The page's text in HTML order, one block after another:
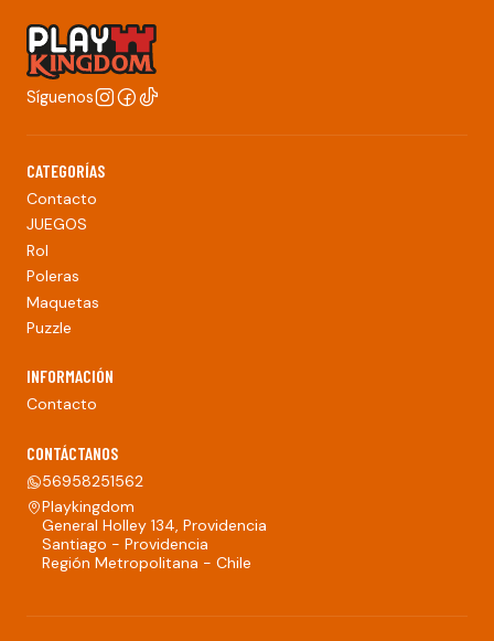
Síguenos
CATEGORÍAS
Contacto
JUEGOS
Rol
Poleras
Maquetas
Puzzle
INFORMACIÓN
Contacto
CONTÁCTANOS
56958251562
Playkingdom
General Holley 134, Providencia
Santiago - Providencia
Región Metropolitana - Chile